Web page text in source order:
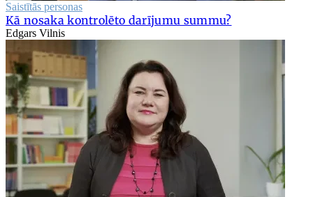
Saistītās personas
Kā nosaka kontrolēto darījumu summu?
Edgars Vilnis